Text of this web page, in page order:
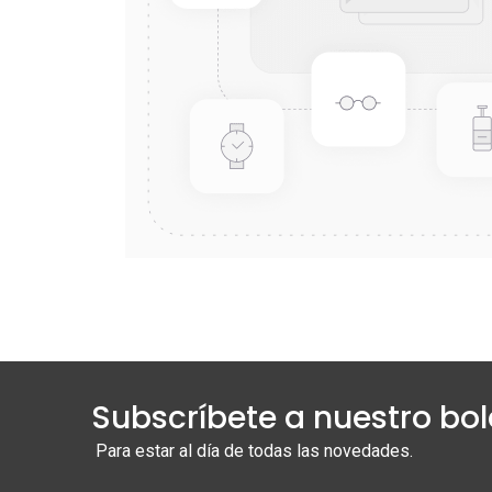
Subscríbete a nuestro
Para estar al día de todas las novedades.